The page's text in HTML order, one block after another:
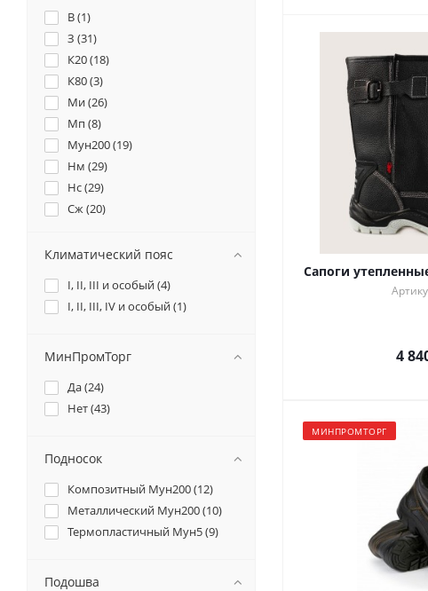
Сапоги
4
МИНПРОМТОРГ
В (1)
З (31)
К20 (18)
К80 (3)
Ми (26)
Мп (8)
Мун200 (19)
Нм (29)
Нс (29)
Сж (20)
Тн (11)
Тн40 ( 2)
Тп ( 6)
Щ20 (19)
Климатический пояс
I, II, III и особый (4)
I, II, III, IV и особый (1)
МинПромТорг
Да (24)
Нет (43)
Подносок
Композитный Мун200 (12)
Металлический Мун200 (10)
Термопластичный Мун5 (9)
Подошва